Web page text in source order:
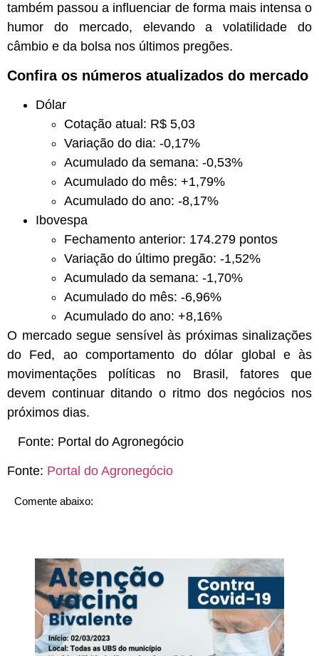
também passou a influenciar de forma mais intensa o
humor do mercado, elevando a volatilidade do
câmbio e da bolsa nos últimos pregões.
Confira os números atualizados do mercado
Dólar
Cotação atual: R$ 5,03
Variação do dia: -0,17%
Acumulado da semana: -0,53%
Acumulado do mês: +1,79%
Acumulado do ano: -8,17%
Ibovespa
Fechamento anterior: 174.279 pontos
Variação do último pregão: -1,52%
Acumulado da semana: -1,70%
Acumulado do mês: -6,96%
Acumulado do ano: +8,16%
O mercado segue sensível às próximas sinalizações
do Fed, ao comportamento do dólar global e às
movimentações políticas no Brasil, fatores que
devem continuar ditando o ritmo dos negócios nos
próximos dias.
Fonte: Portal do Agronegócio
Fonte: Portal do Agronegócio
Comente abaixo: